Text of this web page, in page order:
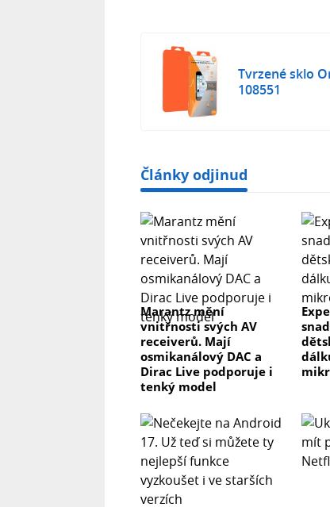
Tvrzené sklo
108551
Články odjinud
Marantz mění
vnitřnosti svých AV
receiverů. Mají
osmikanálový DAC a
Dirac Live podporuje i
tenký model